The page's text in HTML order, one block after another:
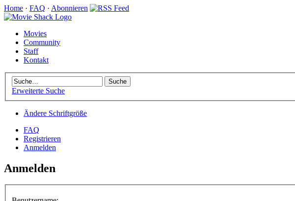
Home · FAQ · Abonnieren
Movies
Community
Staff
Kontakt
Erweiterte Suche
Ändere Schriftgröße
FAQ
Registrieren
Anmelden
Anmelden